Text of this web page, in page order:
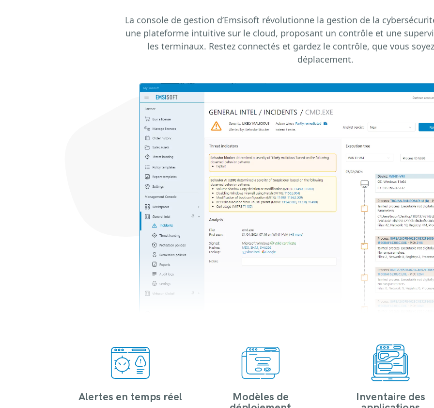
La console de gestion d’Emsisoft révolutionne la gestion de la
une plateforme intuitive sur le cloud, proposant un contrôle et une
les terminaux. Restez connectés et gardez le contrôle, que vous
déplacement.
Alertes en temps réel
Modèles de
Inventaire des